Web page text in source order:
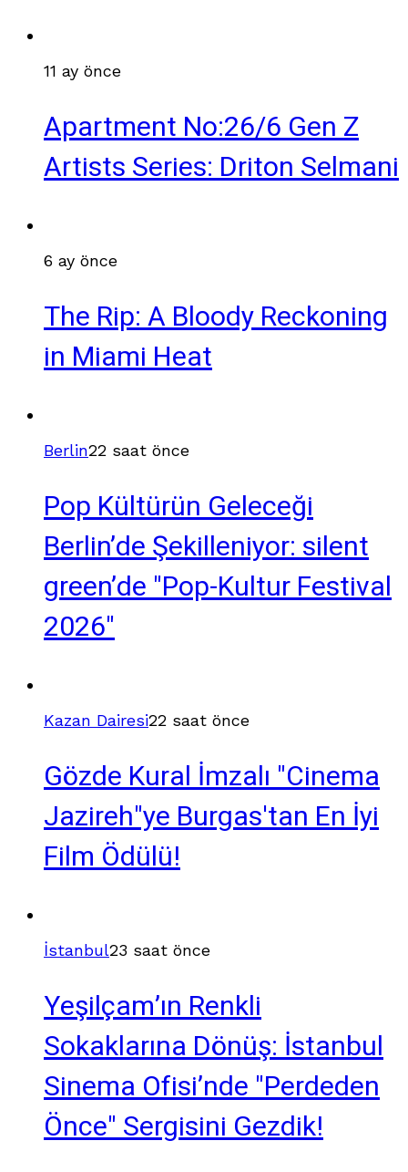
11 ay önce
Apartment No:26/6 Gen Z
Artists Series: Driton Selmani
6 ay önce
The Rip: A Bloody Reckoning
in Miami Heat
Berlin22 saat önce
Pop Kültürün Geleceği
Berlin’de Şekilleniyor: silent
green’de "Pop-Kultur Festival
2026"
Kazan Dairesi22 saat önce
Gözde Kural İmzalı "Cinema
Jazireh"ye Burgas'tan En İyi
Film Ödülü!
İstanbul23 saat önce
Yeşilçam’ın Renkli
Sokaklarına Dönüş: İstanbul
Sinema Ofisi’nde "Perdeden
Önce" Sergisini Gezdik!